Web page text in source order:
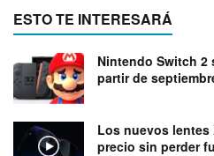
ESTO TE INTERESARÁ
Nintendo Switch 2
partir de
Los nuevos lentes
precio sin perder